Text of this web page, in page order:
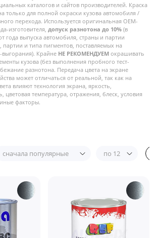
каталогов и сайтов производителей. Краска
только для полной окраски кузова автомобиля /
перехода. Используется оригинальная OEM-
изготовителя, допуск разнотона до 10% (в
года выпуска автомобиля, страны и партии
партии и типа пигментов, поставляемых на
Крайне НЕ РЕКОМЕНДУЕМ окрашивать
кузова (без выполнения пробного тест-
разнотона. Передача цвета на экране
может отличаться от реальной, так как на
влияют технология экрана, яркость,
цветовая температура, отражения, блеск, условия
факторы.
сначала популярные по 12